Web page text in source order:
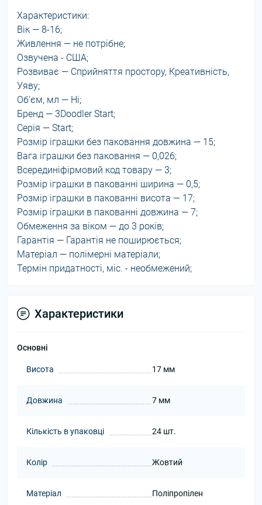
Характеристики:
Вік — 8-16;
Живлення — не потрібне;
Озвучена - США;
Розвиває — Сприйняття простору, Креативність,
Уяву;
Об'єм, мл — Ні;
Бренд — 3Doodler Start;
Серія — Start;
Розмір іграшки без паковання довжина — 15;
Вага іграшки без паковання — 0,026;
Всерединіфірмовий код товару — 3;
Розмір іграшки в пакованні ширина — 0,5;
Розмір іграшки в пакованні висота — 17;
Розмір іграшки в пакованні довжина — 7;
Обмеження за віком — до 3 років;
Гарантія — Гарантія не поширюється;
Матеріал — полімерні матеріали;
Термін придатності, міс. - необмежений;
Характеристики
Основні
Висота 17 мм
Довжина 7 мм
Кількість в упаковці 24 шт.
Колір Жовтий
Матеріал Поліпропілен